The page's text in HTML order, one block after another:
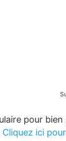
pour bien
Cliquez ici